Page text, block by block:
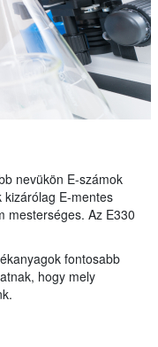
nevükön E-számok
E-mentes
mesterséges. Az E330
fontosabb
hogy mely